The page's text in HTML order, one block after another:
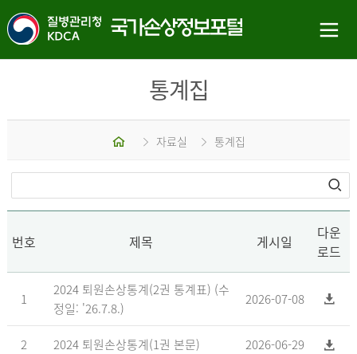
통계집
홈 자료실 통계집
번호 제목 게시일
다운
로드
1
2024 퇴원손상통계(2권 통계표) (수
정일: '26.7.8.)
2026-07-08
2 2024 퇴원손상통계(1권 본문) 2026-06-29